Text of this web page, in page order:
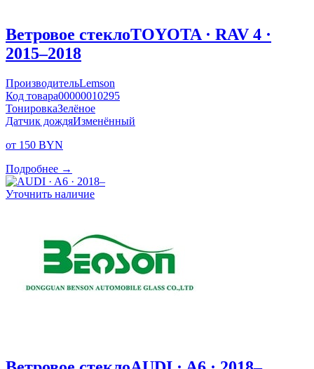
Ветровое стеклоTOYOTA · RAV 4 ·
2015–2018
ПроизводительLemson
Код товара00000010295
ТонировкаЗелёное
Датчик дождяИзменённый
от 150 BYN
Подробнее →
Уточнить наличие